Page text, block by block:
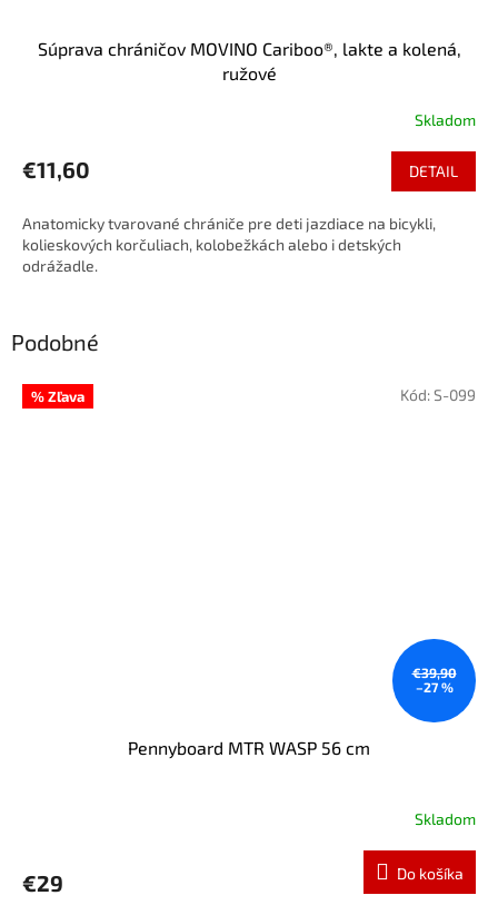
Súprava chráničov MOVINO Cariboo®, lakte a kolená,
ružové
Skladom
€11,60 DETAIL
Anatomicky tvarované chrániče pre deti jazdiace na bicykli,
kolieskových korčuliach, kolobežkách alebo i detských
odrážadle.
Podobné
% Zľava
€39,90
–27 %
Pennyboard MTR WASP 56 cm
Skladom
€29 Do košíka
Kód:S-099